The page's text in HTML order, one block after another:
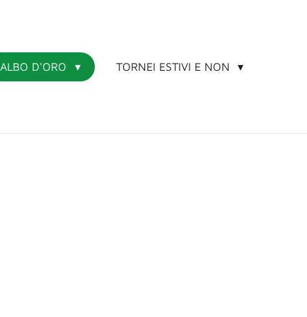
ALBO D'ORO TORNEI ESTIVI E NON